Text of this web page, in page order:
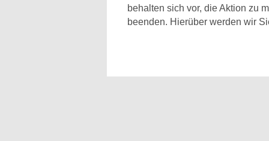
behalten sich vor, die Aktion zu
beenden. Hierüber werden wir